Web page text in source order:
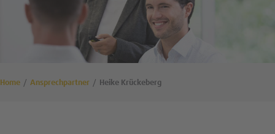
Home Ansprechpartner Heike Krückeberg